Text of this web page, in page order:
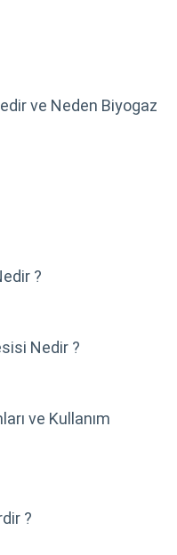
ve Neden Biyogaz
?
Nedir ?
ve Kullanım
?